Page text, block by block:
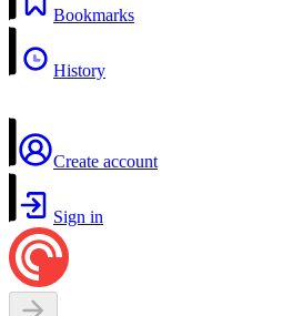
Bookmarks
History
Create account
Sign in